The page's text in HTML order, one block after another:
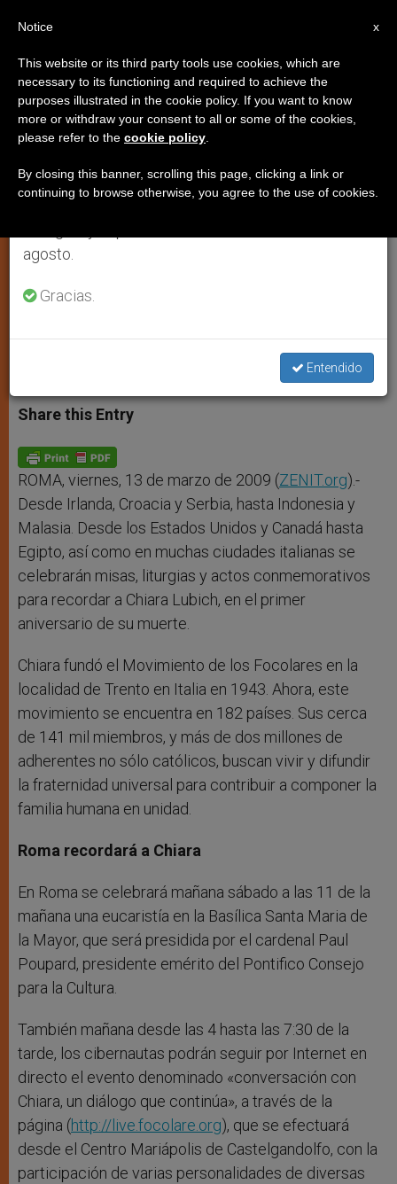
El mundo recuerda a Chiara
Lubich en el primer aniversario
de su muerte
Diferentes celebraciones eucarísticas y
mañana sábado
IGLESIA LOCAL
a
t
s
p
p
s
s
e
g
e
r
c
e
b
o
k
i a
Share this Entry
ROMA, viernes, 13 de marzo de 2009 (ZENIT.org).-
Desde Irlanda, Croacia y Serbia, hasta Indonesia y
Malasia. Desde los Estados Unidos y Canadá hasta
Egipto, así como en muchas ciudades italianas se
celebrarán misas, liturgias y actos conmemorativos
para recordar a Chiara Lubich, en el primer
aniversario de su muerte.
Chiara fundó el Movimiento de los Focolares en la
localidad de Trento en Italia en 1943. Ahora, este
movimiento se encuentra en 182 países. Sus cerca
de 141 mil miembros, y más de dos millones de
adherentes no sólo católicos, buscan vivir y difundir
la fraternidad universal para contribuir a componer la
familia humana en unidad.
Roma recordará a Chiara
En Roma se celebrará mañana sábado a las 11 de la
mañana una eucaristía en la Basílica Santa Maria de
la Mayor, que será presidida por el cardenal Paul
Poupard, presidente emérito del Pontifico Consejo
para la Cultura.
También mañana desde las 4 hasta las 7:30 de la
tarde, los cibernautas podrán seguir por Internet en
directo el evento denominado «conversación con
Chiara, un diálogo que continúa», a través de la
página (http://live.focolare.org), que se efectuará
desde el Centro Mariápolis de Castelgandolfo, con la
participación de varias personalidades de diversas
×
Aviso importante
Del 27 de julio al 7 de agosto haremos la pausa
anual, aprovechando que en el periodo de verano
se generan menos informaciones y también el
agosto.
Gracias.
Entendido
x
Notice
This website or its third party tools use cookies, which are
necessary to its functioning and required to achieve the
purposes illustrated in the cookie policy. If you want to know
more or withdraw your consent to all or some of the cookies,
please refer to the cookie policy
By closing this banner, scrolling this page, clicking a link or
continuing to browse otherwise, you agree to the use of cookies.